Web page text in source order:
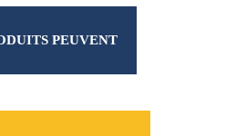
PEUVENT
INTÉRESSER